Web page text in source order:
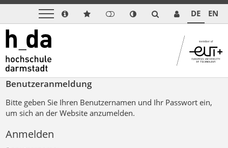
DE EN
Benutzeranmeldung
Bitte geben Sie Ihren Benutzernamen und Ihr Passwort ein,
um sich an der Website anzumelden.
Anmelden